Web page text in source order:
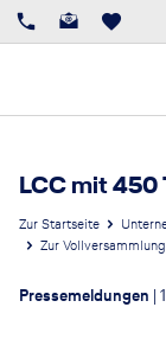
LCC mit 450
Zur Startseite
Zur
Pressemeldungen |